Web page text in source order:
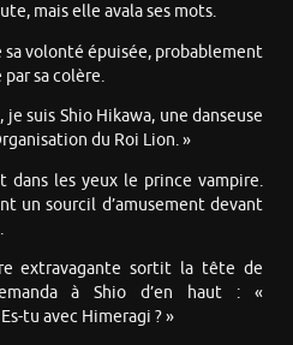
mais elle avala ses mots.
volonté épuisée, probablement
sa colère.
suis Shio Hikawa, une danseuse
du Roi Lion. »
dans les yeux le prince vampire.
un sourcil d’amusement devant
extravagante sortit la tête de
à Shio d’en haut : «
tu avec Himeragi ? »